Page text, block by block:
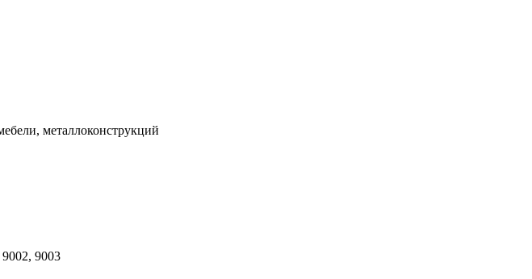
металлоконструкций
9003